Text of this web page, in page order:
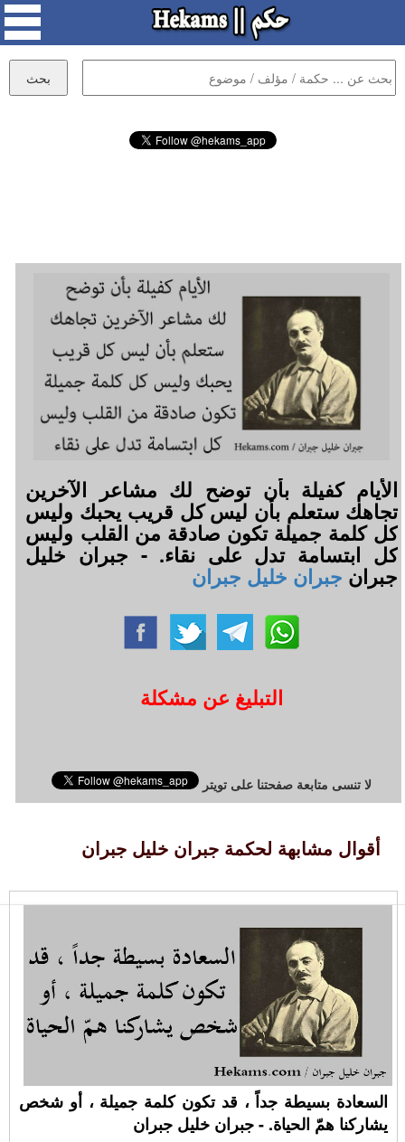
الأيام كفيلة بأن توضح لك مشاعر الآخرين
تجاهك ستعلم بأن ليس كل قريب يحبك وليس
كل كلمة جميلة تكون صادقة من القلب وليس
كل ابتسامة تدل على نقاء. - جبران خليل
جبران جبران خليل جبران
التبليغ عن مشكلة
لا تنسى متابعة صفحتنا على تويتر
أقوال مشابهة لحكمة جبران خليل جبران
السعادة بسيطة جداً ، قد تكون كلمة جميلة ، أو شخص
يشاركنا همّ الحياة. - جبران خليل جبران